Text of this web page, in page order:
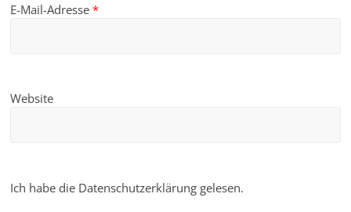
E-Mail-Adresse*
Website
Ich habe die Datenschutzerklärung gelesen.